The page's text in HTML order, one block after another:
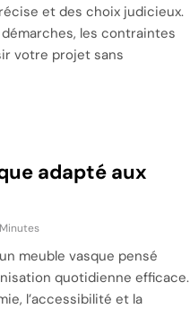
et des choix judicieux.
les contraintes
votre projet sans
adapté aux
meuble vasque pensé
quotidienne efficace.
l’accessibilité et la